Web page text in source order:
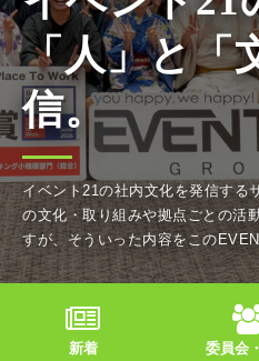
イベント21の社内文化を発信する
の文化・取り組みや拠点ごとの活
すが、そういった内容をこの
新着 委員会